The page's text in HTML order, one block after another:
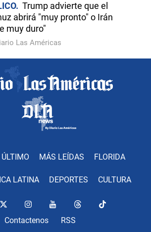
Trump advierte que el
abrirá "muy pronto" o Irán
muy duro"
Las Américas
ÚLTIMO MÁS LEÍDAS FLORIDA
LATINA DEPORTES CULTURA
Contactenos RSS